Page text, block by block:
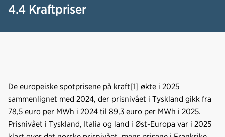
4.4 Kraftpriser
De europeiske spotprisene på kraft[1] økte i 2025
sammenlignet med 2024, der prisnivået i Tyskland gikk fra
78,5 euro per MWh i 2024 til 89,3 euro per MWh i 2025.
Prisnivået i Tyskland, Italia og land i Øst-Europa var i 2025